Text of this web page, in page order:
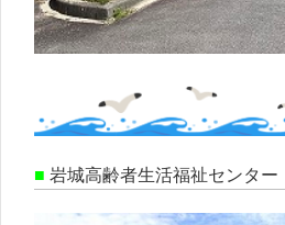
■ 岩城高齢者生活福祉センター